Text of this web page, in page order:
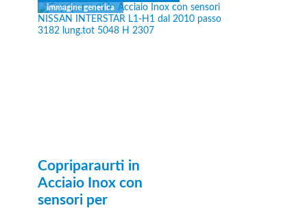
Copriparaurti in
Acciaio Inox con
sensori per